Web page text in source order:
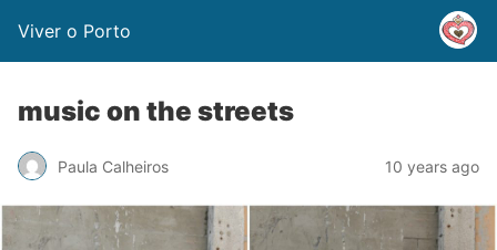
Viver o Porto
music on the streets
Paula Calheiros 10 years ago